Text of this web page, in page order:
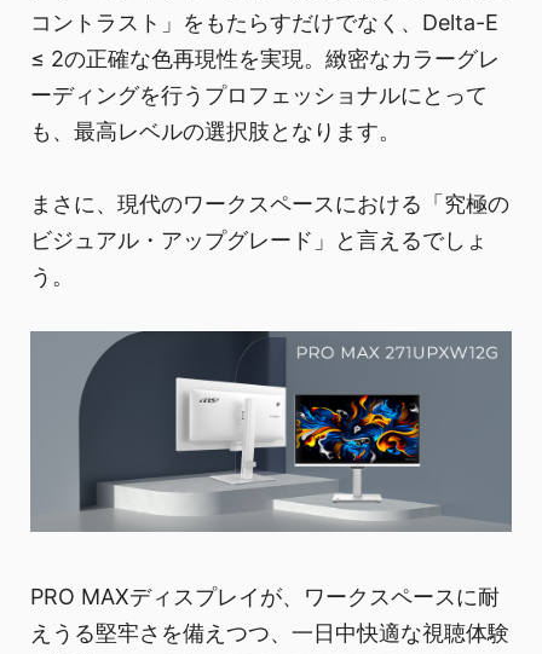
コントラスト」をもたらすだけでなく、Delta-E
≤ 2の正確な色再現性を実現。緻密なカラーグレ
ーディングを行うプロフェッショナルにとって
も、最高レベルの選択肢となります。
まさに、現代のワークスペースにおける「究極の
ビジュアル・アップグレード」と言えるでしょ
う。
PRO MAXディスプレイが、ワークスペースに耐
えうる堅牢さを備えつつ、一日中快適な視聴体験